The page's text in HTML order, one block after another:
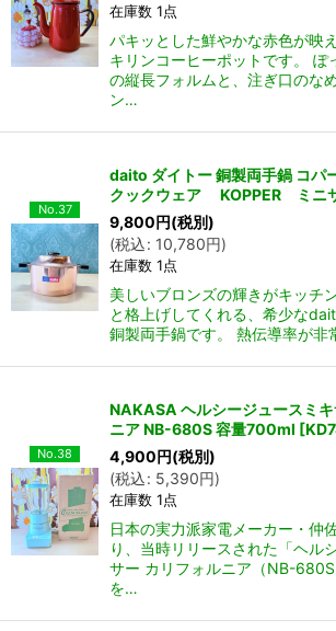
在庫数 1点
パキッとした鮮やかな赤色が映
キリンコーヒーポットです。 ぽ
の縦長フォルムと、注ぎ口のな
ン…
No.37
daito ダイトー 銅製両手鍋 コパ
クックウェア KOPPER ミニ
9,800円(税別)
(税込: 10,780円)
在庫数 1点
美しいブロンズの輝きがキッチ
と格上げしてくれる、希少な
銅製両手鍋です。 熱伝導率が非
No.38
NAKASA ヘルシージュースミ
ニア NB-680S 容量700ml [
4,900円(税別)
(税込: 5,390円)
在庫数 1点
日本の実力派家電メーカー・仲
り、当時リリースされた「ヘル
サー カリフォルニア（NB-
を…